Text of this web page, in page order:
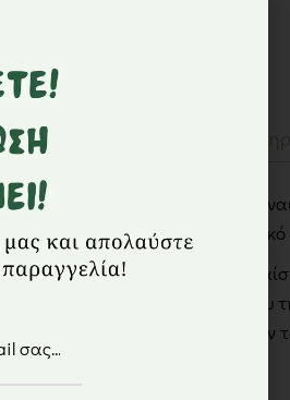
Περιγραφή
Το φυστικοβούτυρο με μέλι
βουτύρου φιστικιού με
Η γλύκα του μελιού σμίγει
προσωπικότητα του βουτύρου
βάζουν σκοπό να ξετρελάνουν